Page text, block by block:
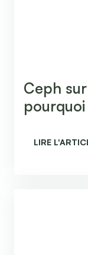
Ceph
pourquoi
LIRE